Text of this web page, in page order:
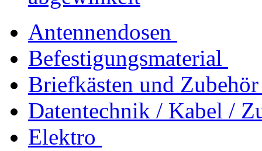
Antennendosen
Befestigungsmaterial
Briefkästen und Zubehör
Datentechnik / Kabel /
Elektro